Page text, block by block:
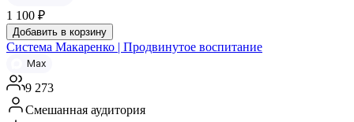
1 100 ₽
Добавить в корзину
Система Макаренко | Продвинутое воспитание
Max
9 273
Смешанная аудитория